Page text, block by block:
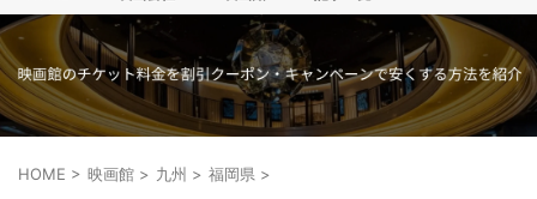
HOME > 映画館 > 九州 > 福岡県 >